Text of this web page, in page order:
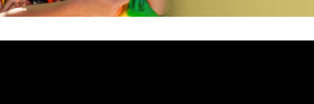
และรีโมทบังคับ